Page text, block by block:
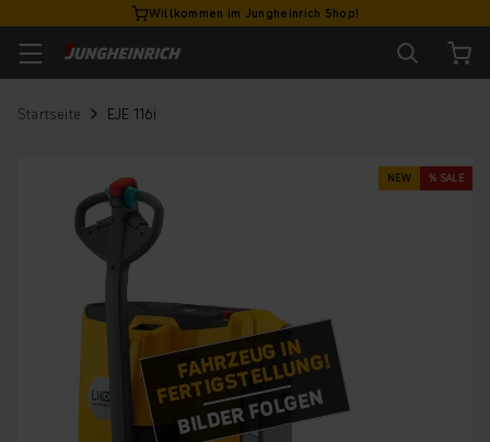
Willkommen im Jungheinrich Shop!
Startseite EJE 116i
FAHRZEUG IN
FERTIGSTELLUNG!
BILDER FOLGEN
% SALE
NEW